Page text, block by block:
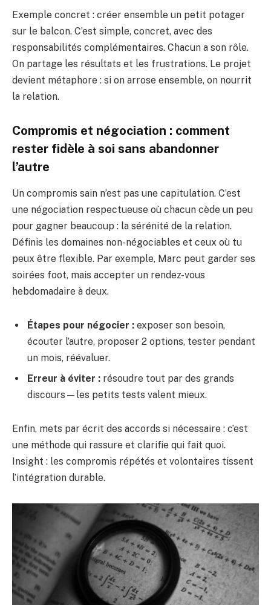
Exemple concret : créer ensemble un petit potager
sur le balcon. C’est simple, concret, avec des
responsabilités complémentaires. Chacun a son rôle.
On partage les résultats et les frustrations. Le projet
devient métaphore : si on arrose ensemble, on nourrit
la relation.
Compromis et négociation : comment
rester fidèle à soi sans abandonner
l’autre
Un compromis sain n’est pas une capitulation. C’est
une négociation respectueuse où chacun cède un peu
pour gagner beaucoup : la sérénité de la relation.
Définis les domaines non-négociables et ceux où tu
peux être flexible. Par exemple, Marc peut garder ses
soirées foot, mais accepter un rendez-vous
hebdomadaire à deux.
Étapes pour négocier : exposer son besoin,
écouter l’autre, proposer 2 options, tester pendant
un mois, réévaluer.
Erreur à éviter : résoudre tout par des grands
discours—les petits tests valent mieux.
Enfin, mets par écrit des accords si nécessaire : c’est
une méthode qui rassure et clarifie qui fait quoi.
Insight : les compromis répétés et volontaires tissent
l’intégration durable.